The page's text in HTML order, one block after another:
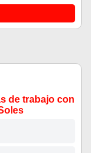
de trabajo con